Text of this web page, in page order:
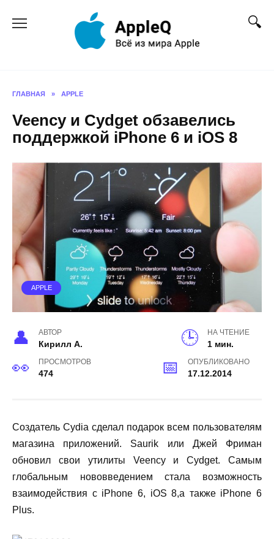
ГЛАВНАЯ » APPLE
Veency и Cydget обзавелись
поддержкой iPhone 6 и iOS 8
APPLE
АВТОР
Кирилл А.
НА ЧТЕНИЕ
1 мин.
ПРОСМОТРОВ
474
ОПУБЛИКОВАНО
17.12.2014
Создатель Cydia сделал подарок всем пользователям
магазина приложений. Saurik или Джей Фриман
обновил свои утилиты VeencyиCydget. Самым
глобальным нововведением стала возможность
взаимодействия с iPhone 6, iOS 8,а также iPhone 6
Plus.